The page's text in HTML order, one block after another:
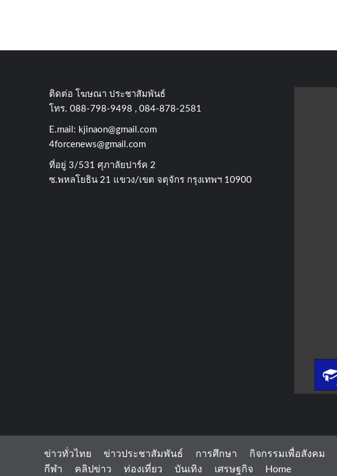
ติดต่อ​ โฆษณา​ ประชาสัมพันธ์
โทร​. 088-798-9498 , 084-878-2581
E.mail: kjinaon@gmail.com
4forcenews@gmail.com
ที่อยู่​ 3/531​ ศุภาลัยปาร์ค​ 2
ซ.พหลโยธิน​ 21​ แขวง/เขต​ จตุจักร​ กรุงเทพฯ 10900
ข่าวทั่วไทย ข่าวประชาสัมพันธ์ การศึกษา กิจกรรมเพื่อสังคม
กีฬา
คลิปข่าว ท่องเที่ยว บันเทิง เศรษฐกิจ Home